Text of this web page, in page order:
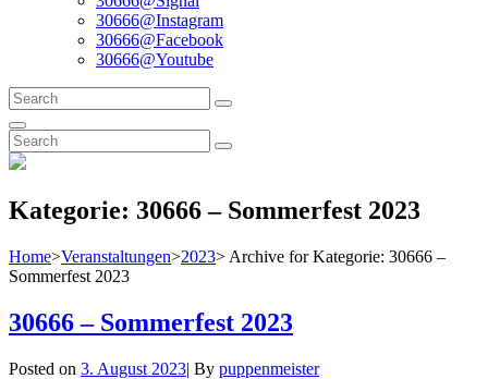
30666@Instagram
30666@Facebook
30666@Youtube
Search
for:
Search
Search
Search
for:
Search
Kategorie: 30666 – Sommerfest 2023
Home>Veranstaltungen>2023> Archive forKategorie: 30666 –
Sommerfest 2023
30666 – Sommerfest 2023
Posted on 3. August 2023| By Byline
puppenmeister